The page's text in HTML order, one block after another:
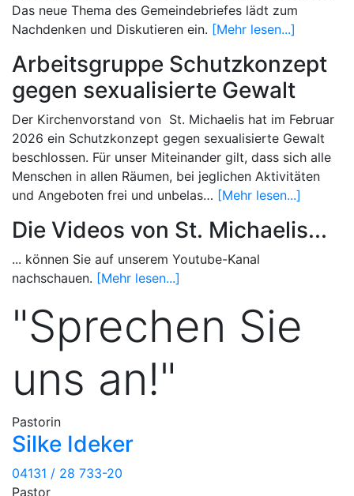
Das neue Thema des Gemeindebriefes lädt zum
Nachdenken und Diskutieren ein. [Mehr lesen...]
Arbeitsgruppe Schutzkonzept
gegen sexualisierte Gewalt
Der Kirchenvorstand von St. Michaelis hat im Februar
2026 ein Schutzkonzept gegen sexualisierte Gewalt
beschlossen. Für unser Miteinander gilt, dass sich alle
Menschen in allen Räumen, bei jeglichen Aktivitäten
und Angeboten frei und unbelas… [Mehr lesen...]
Die Videos von St. Michaelis...
... können Sie auf unserem Youtube-Kanal
nachschauen. [Mehr lesen...]
"Sprechen Sie
uns an!"
Pastorin
Silke ­Ideker
04131 / 28 733-20
Pastor